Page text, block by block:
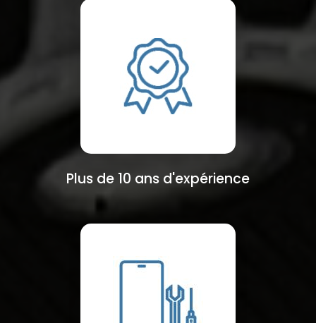
Plus de 10 ans d'expérience